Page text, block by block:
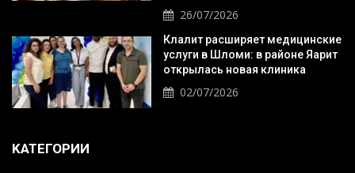
26/07/2026
Клалит расширяет медицинские
услуги в Шломи: в районе Яарит
открылась новая клиника
02/07/2026
KАТЕГОРИИ